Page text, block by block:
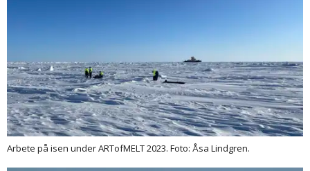
Arbete på isen under ARTofMELT 2023. Foto: Åsa Lindgren.